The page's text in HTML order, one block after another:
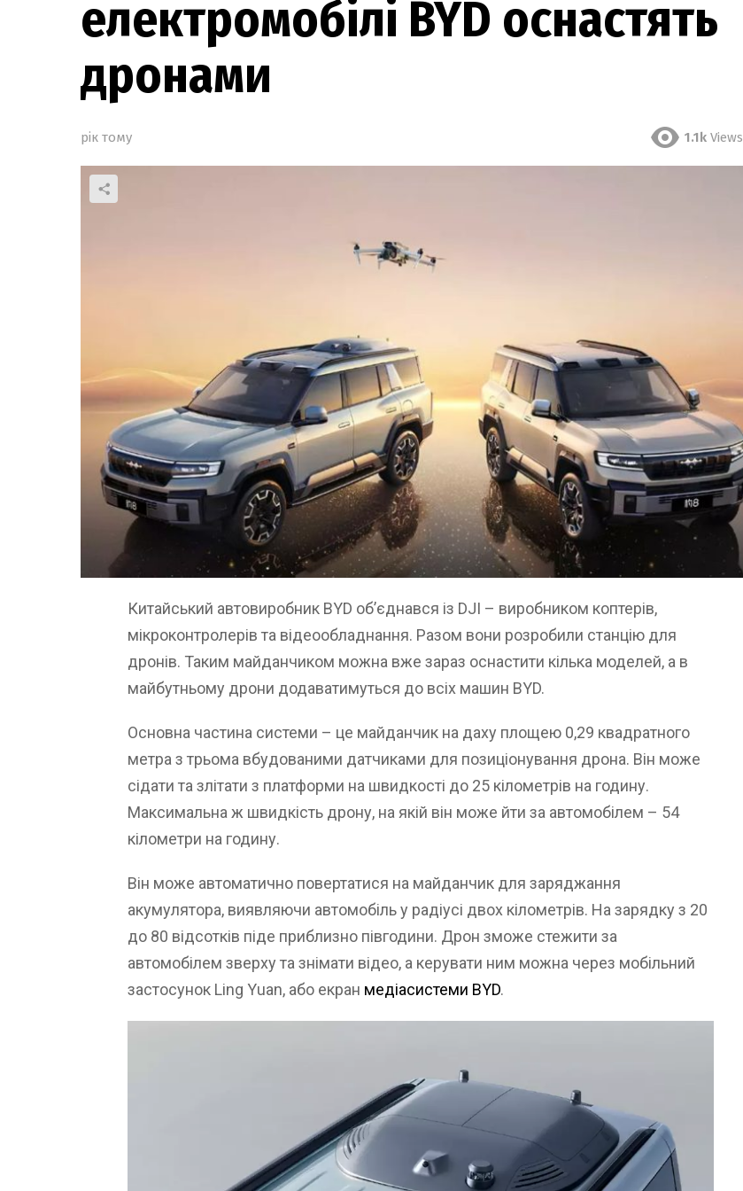
електромобілі BYD оснастять
дронами
рік тому 1.1k Views
Китайський автовиробник BYD об’єднався із DJI – виробником коптерів,
мікроконтролерів та відеообладнання. Разом вони розробили станцію для
дронів. Таким майданчиком можна вже зараз оснастити кілька моделей, а в
майбутньому дрони додаватимуться до всіх машин BYD.
Основна частина системи – це майданчик на даху площею 0,29 квадратного
метра з трьома вбудованими датчиками для позиціонування дрона. Він може
сідати та злітати з платформи на швидкості до 25 кілометрів на годину.
Максимальна ж швидкість дрону, на якій він може йти за автомобілем – 54
кілометри на годину.
Він може автоматично повертатися на майданчик для заряджання
акумулятора, виявляючи автомобіль у радіусі двох кілометрів. На зарядку з 20
до 80 відсотків піде приблизно півгодини. Дрон зможе стежити за
автомобілем зверху та знімати відео, а керувати ним можна через мобільний
застосунок Ling Yuan, або екран медіасистеми BYD.